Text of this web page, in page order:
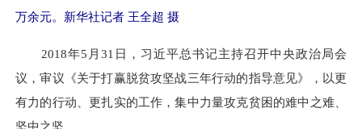
万余元。新华社记者 王全超 摄
2018年5月31日，习近平总书记主持召开中央政治局会
议，审议《关于打赢脱贫攻坚战三年行动的指导意见》，以更
有力的行动、更扎实的工作，集中力量攻克贫困的难中之难、
坚中之坚。